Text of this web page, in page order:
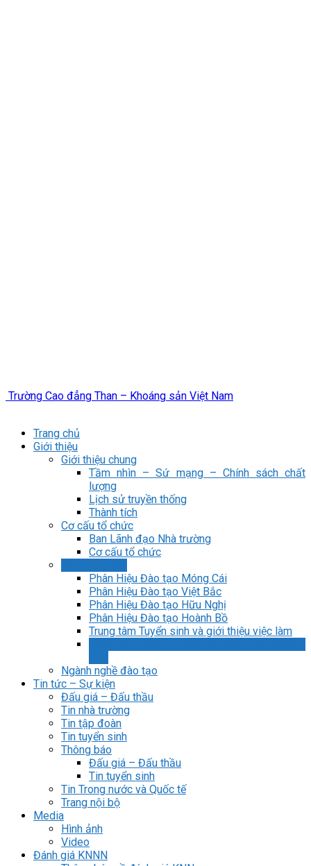
Trường Cao đẳng Than – Khoáng sản Việt Nam
Trang chủ
Giới thiệu
Giới thiệu chung
Tầm nhìn – Sứ mạng – Chính sách chất
lượng
Lịch sử truyền thống
Thành tích
Cơ cấu tổ chức
Ban Lãnh đạo Nhà trường
Cơ cấu tổ chức
Phân Hiệu Đào tạo Móng Cái
Phân Hiệu Đào tạo Việt Bắc
Phân Hiệu Đào tạo Hữu Nghị
Phân Hiệu Đào tạo Hoành Bồ
Trung tâm Tuyển sinh và giới thiệu việc làm
Ngành nghề đào tạo
Tin tức – Sự kiện
Đấu giá – Đấu thầu
Tin nhà trường
Tin tập đoàn
Tin tuyển sinh
Thông báo
Đấu giá – Đấu thầu
Tin tuyển sinh
Tin Trong nước và Quốc tế
Trang nội bộ
Media
Hình ảnh
Video
Đánh giá KNNN